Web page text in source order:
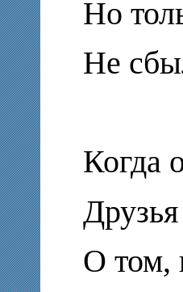
Но
Не
Когда
О том,